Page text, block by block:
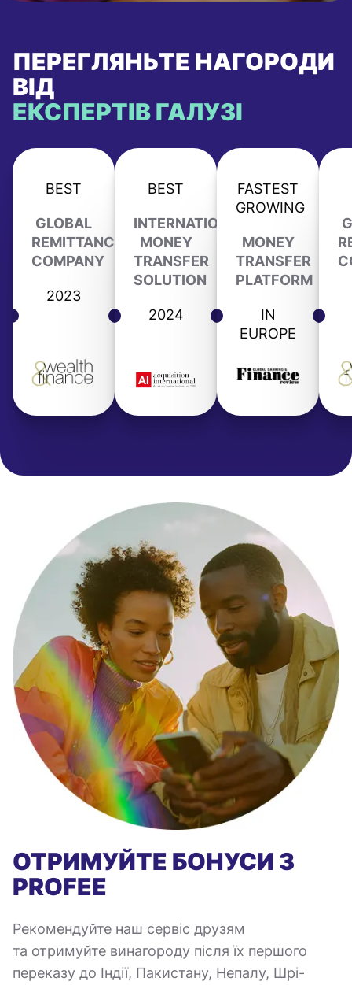
ПЕРЕГЛЯНЬТЕ НАГОРОДИ
ВІД
ЕКСПЕРТІВ ГАЛУЗІ
BEST
GLOBAL
REMITTANCE
COMPANY
2023
BEST
INTERNATIONAL
MONEY
TRANSFER
SOLUTION
2024
FASTEST
GROWING
MONEY
TRANSFER
PLATFORM
IN
EUROPE
ОТРИМУЙТЕ БОНУСИ З
PROFEE
Рекомендуйте наш сервіс друзям
та отримуйте винагороду після їх першого
переказу до Індії, Пакистану, Непалу, Шрі-